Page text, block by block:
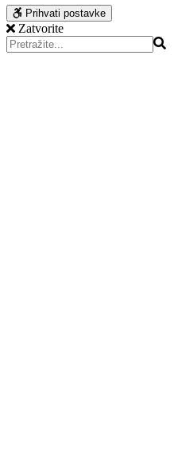
Prihvati postavke
Zatvorite